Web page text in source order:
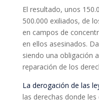
El resultado, unos
500.000 exiliados, de
en campos de
en ellos asesinados.
siendo una obligación
reparación de los
La derogación de las
las derechas donde